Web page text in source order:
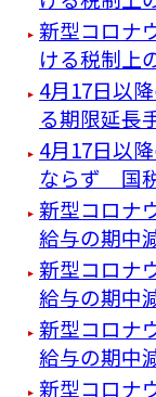
新型コロナ
ける税制上
4月17日以
る期限延長
4月17日以
ならず 国
新型コロナ
給与の期中
新型コロナ
給与の期中
新型コロナ
給与の期中
新型コロナ